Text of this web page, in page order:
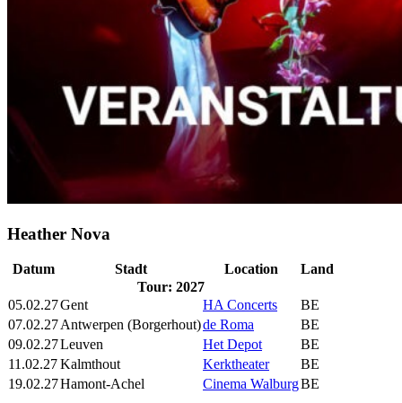
Heather Nova
Datum Stadt Location
Land
Tour: 2027
05.02.27Gent HA Concerts
BE
07.02.27Antwerpen (Borgerhout)de Roma
BE
09.02.27Leuven Het Depot
BE
11.02.27Kalmthout Kerktheater
BE
19.02.27Hamont-Achel Cinema WalburgBE